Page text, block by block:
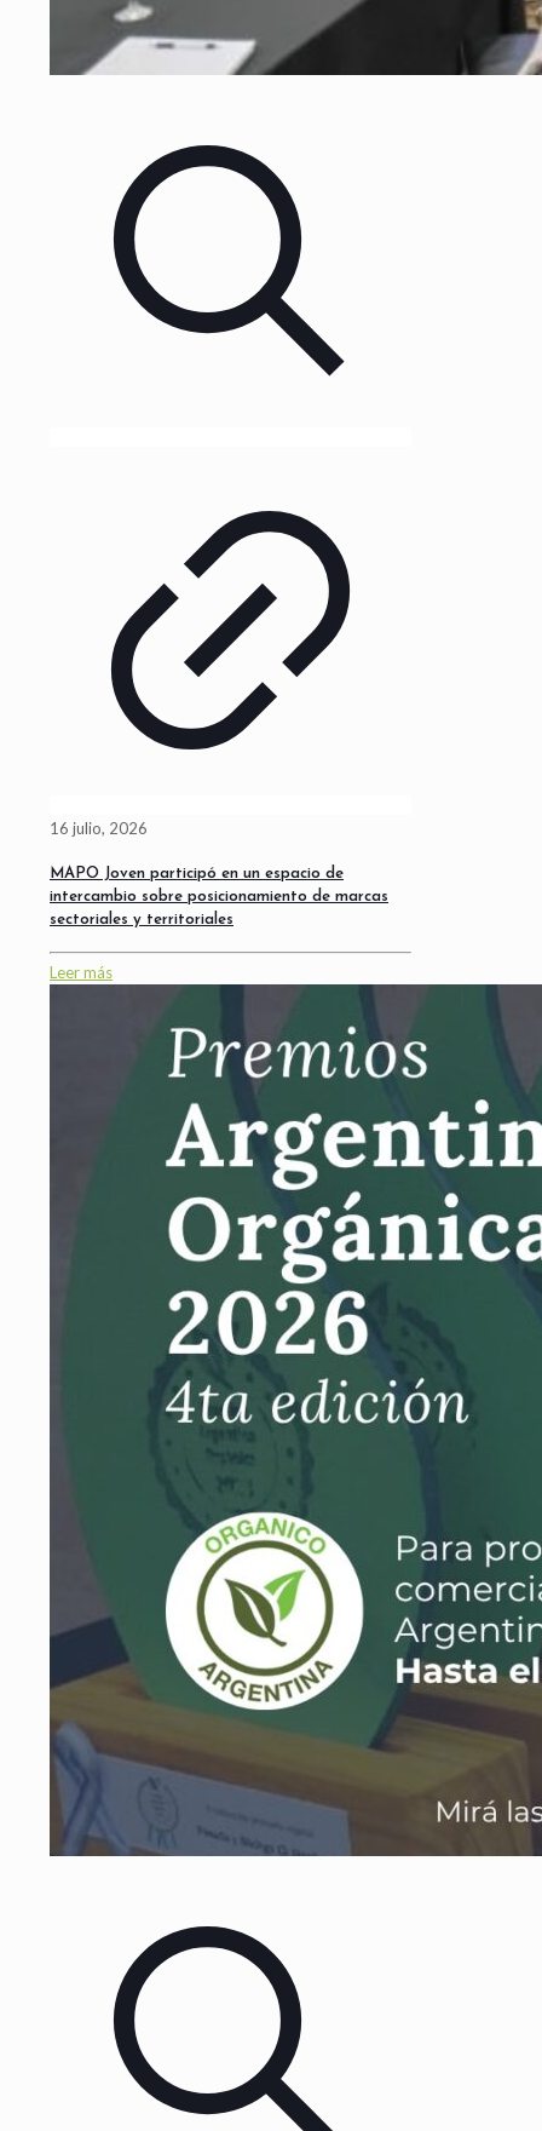
16 julio, 2026
MAPO Joven participó en un espacio de
intercambio sobre posicionamiento de marcas
sectoriales y territoriales
Leer más